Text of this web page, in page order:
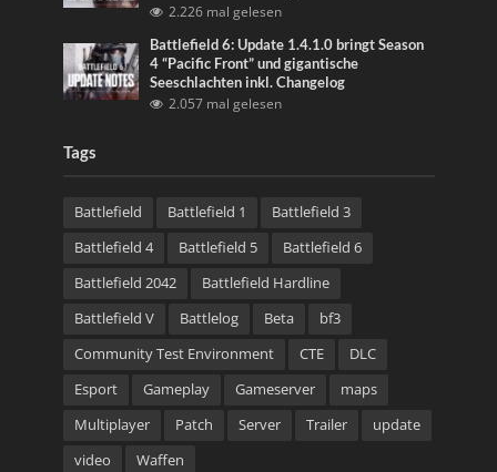
2.226 mal gelesen
Battlefield 6: Update 1.4.1.0 bringt Season
4 “Pacific Front” und gigantische
Seeschlachten inkl. Changelog
2.057 mal gelesen
Tags
Battlefield Battlefield 1
Battlefield 3
Battlefield 4
Battlefield 5
Battlefield 6
Battlefield 2042
Battlefield Hardline
Battlefield V
Battlelog Beta
bf3
Community Test Environment
CTE
DLC
Esport
Gameplay Gameserver
maps
Multiplayer
Patch Server Trailer
update
video
Waffen